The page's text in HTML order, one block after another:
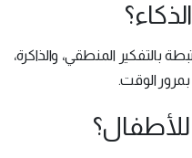
بالتفكير المنطقي، والذاكرة،
بمرور الوقت.